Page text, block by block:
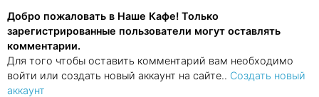
Добро пожаловать в Наше Кафе! Только
зарегистрированные пользователи могут оставлять
комментарии.
Для того чтобы оставить комментарий вам необходимо
войти или создать новый аккаунт на сайте.. Создать новый
аккаунт